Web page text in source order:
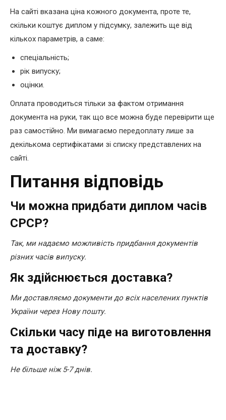
На сайті вказана ціна кожного документа, проте те,
скільки коштує диплом у підсумку, залежить ще від
кількох параметрів, а саме:
спеціальність;
рік випуску;
оцінки.
Оплата проводиться тільки за фактом отримання
документа на руки, так що все можна буде перевірити ще
раз самостійно. Ми вимагаємо передоплату лише за
декількома сертифікатами зі списку представлених на
сайті.
Питання відповідь
Чи можна придбати диплом часів
СРСР?
Так, ми надаємо можливість придбання документів
різних часів випуску.
Як здійснюється доставка?
Ми доставляємо документи до всіх населених пунктів
України через Нову пошту.
Скільки часу піде на виготовлення
та доставку?
Не більше ніж 5-7 днів.